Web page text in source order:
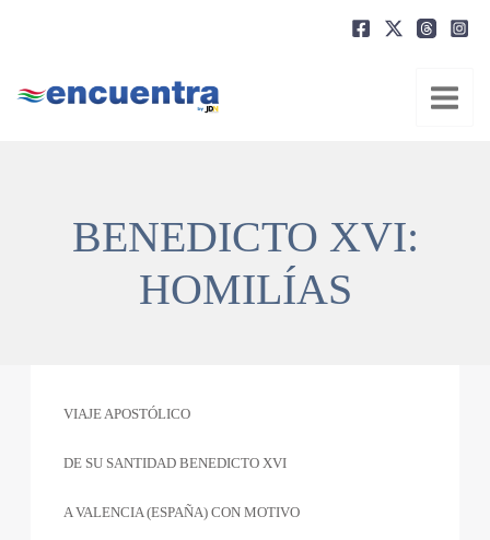
BENEDICTO XVI:
HOMILÍAS
VIAJE APOSTÓLICO
DE SU SANTIDAD BENEDICTO XVI
A VALENCIA (ESPAÑA) CON MOTIVO